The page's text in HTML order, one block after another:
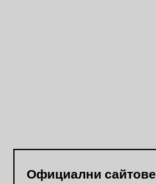
Официални сайтове